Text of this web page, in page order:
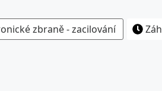
zbraně - zacilování